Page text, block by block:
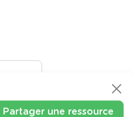
Partager une ressource